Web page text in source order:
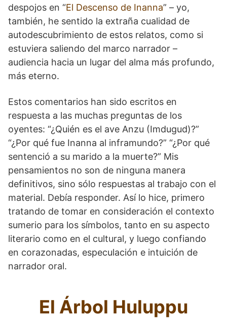
despojos en “El Descenso de Inanna” – yo,
también, he sentido la extraña cualidad de
autodescubrimiento de estos relatos, como si
estuviera saliendo del marco narrador –
audiencia hacia un lugar del alma más profundo,
más eterno.
Estos comentarios han sido escritos en
respuesta a las muchas preguntas de los
oyentes: “¿Quién es el ave Anzu (Imdugud)?”
“¿Por qué fue Inanna al inframundo?” “¿Por qué
sentenció a su marido a la muerte?” Mis
pensamientos no son de ninguna manera
definitivos, sino sólo respuestas al trabajo con el
material. Debía responder. Así lo hice, primero
tratando de tomar en consideración el contexto
sumerio para los símbolos, tanto en su aspecto
literario como en el cultural, y luego confiando
en corazonadas, especulación e intuición de
narrador oral.
El Árbol Huluppu